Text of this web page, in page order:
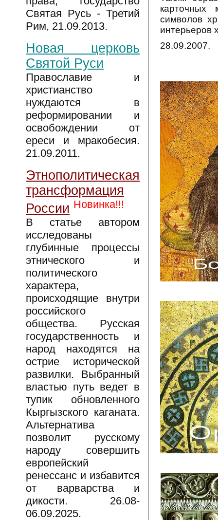
Святая Русь - Третий
Рим, 21.09.2013.
Новая церковь
Святой Руси
Православие и
христианство
нуждаются в
реформировании и
освобождении от
ереси и мракобесия.
21.09.2011.
Этнополитическая
трансформация
России Новинка!!!
В статье автором
исследованы
глубинные процессы
этнического и
политического
характера,
происходящие внутри
российского
общества. Русская
государственность и
народ находятся на
острие исторической
развилки. Выбранный
властью путь ведет в
тупик обновленного
Кыргызского каганата.
Альтернатива
позволит русскому
народу совершить
европейский
ренессанс и избавится
от варварства и
дикости. 26.08-
06.09.2025.
карточных
символов
интерьеров
28.09.2007.